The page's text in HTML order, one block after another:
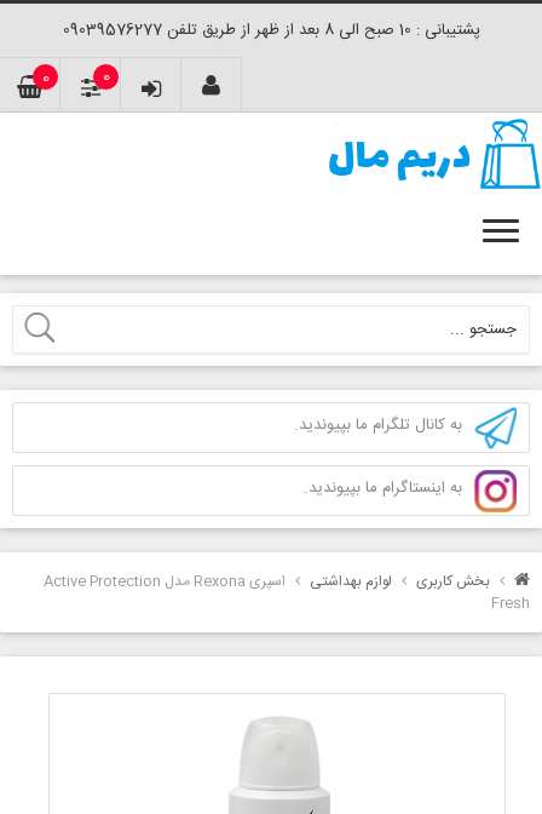
پشتیبانی : 10 صبح الی 8 بعد از ظهر از طریق تلفن 09039576277
0 0
به کانال تلگرام ما بپیوندید.
به اینستاگرام ما بپیوندید.
بخش کاربری لوازم بهداشتی
اسپری Rexona مدل Active Protection
Fresh